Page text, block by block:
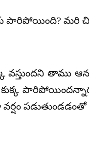
పారిపోయింది? మరి
వస్తుందని తాము